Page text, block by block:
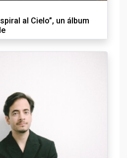
al Cielo”, un álbum